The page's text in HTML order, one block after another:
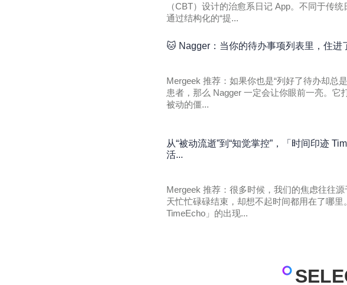
（CBT）设计的治愈系日记 App。不同于传
通过结构化的“提...
🐱 Nagger：当你的待办事项列表里，住进
Mergeek 推荐：如果你也是“列好了待办却总
患者，那么 Nagger 一定会让你眼前一亮。它
被动的僵...
从“被动流逝”到“知觉掌控”，「时间印迹
活...
Mergeek 推荐：很多时候，我们的焦虑往往源
天忙忙碌碌结束，却想不起时间都用在了哪里
TimeEcho」的出现...